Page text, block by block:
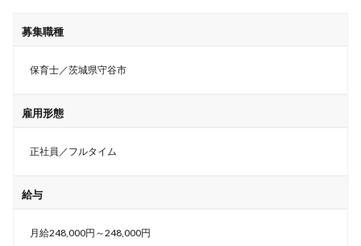
募集職種
保育士／茨城県守谷市
雇用形態
正社員／フルタイム
給与
月給248,000円～248,000円